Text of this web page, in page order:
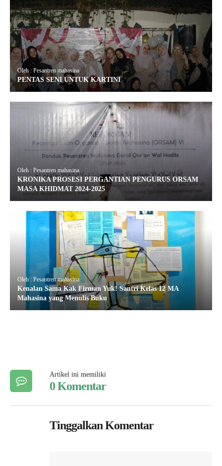
Oleh : Pesantren mahasina
PENTAS SENI UNTUK KARTINI
Oleh : Pesantren mahasina
KRONIKA PROSESI PERGANTIAN PENGURUS ORSAM
MASA KHIDMAT 2024-2025
Oleh : Pesantren mahasina
Kenalan Sama Kak Firman Yuk! Santri Kelas 12 MA
Mahasina yang Menulis Buku
Artikel ini memiliki
0 Komentar
Tinggalkan Komentar